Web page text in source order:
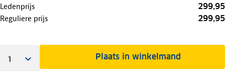
Ledenprijs 299,95
Reguliere prijs 299,95
Plaats in winkelmand